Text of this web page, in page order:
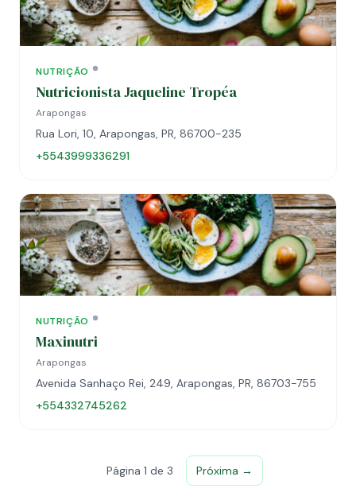
NUTRIÇÃO
Nutricionista Jaqueline Tropéa
Arapongas
Rua Lori, 10, Arapongas, PR, 86700-235
+5543999336291
NUTRIÇÃO
Maxinutri
Arapongas
Avenida Sanhaço Rei, 249, Arapongas, PR, 86703-755
+554332745262
Página 1 de 3 Próxima →